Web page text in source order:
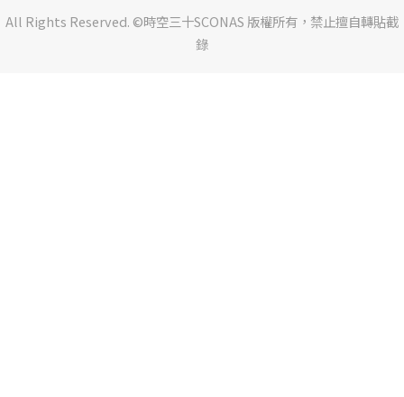
All Rights Reserved. ©時空三十SCONAS 版權所有，禁止擅自轉貼截
錄